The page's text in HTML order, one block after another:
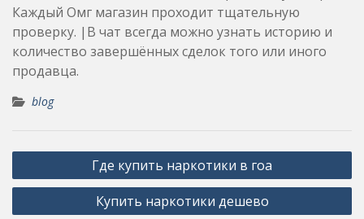
Каждый Омг магазин проходит тщательную
проверку. |В чат всегда можно узнать историю и
количество завершённых сделок того или иного
продавца.
blog
Post
navigation
Где купить наркотики в гоа
Купить наркотики дешево